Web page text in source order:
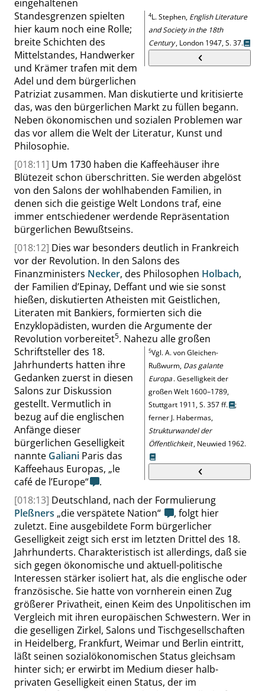
4L.Stephen, English Literature
and Society in the 18th
Century, London 1947,S. 37.
eingehaltenen
Standesgrenzen spielten
hier kaum noch eine Rolle;
breite Schichten des
Mittelstandes, Handwerker
und Krämer trafen mit dem
Adel und dem bürgerlichen
Patriziat zusammen. Man diskutierte und kritisierte
das, was den bürgerlichen Markt zu füllen begann.
Neben ökonomischen und sozialen Problemen war
das vor allem die Welt der Literatur, Kunst und
Philosophie.
[018:11] Um 1730 haben die Kaffeehäuser ihre
Blütezeit schon überschritten. Sie werden abgelöst
von den Salons der wohlhabenden Familien, in
denen sich die geistige Welt Londons traf, eine
immer entschiedener werdende Repräsentation
bürgerlichen Bewußtseins.
[018:12] Dies war besonders deutlich in Frankreich
vor der Revolution. In den Salons des
Finanzministers Necker, des Philosophen Holbach,
der Familien d’Epinay, Deffant und wie sie sonst
hießen, diskutierten Atheisten mit Geistlichen,
Literaten mit Bankiers, formierten sich die
Enzyklopädisten, wurden die Argumente der
Revolution vorbereitet5
5Vgl. A. vonGleichen-
Rußwurm, Das galante
Europa.Geselligkeit der
großen Welt 1600–1789,
Stuttgart 1911,S. 357 ff.
;
ferner J. Habermas,
Strukturwandel der
Öffentlichkeit, Neuwied 1962.
. Nahezu alle großen
Schriftsteller des 18.
Jahrhunderts hatten ihre
Gedanken zuerst in diesen
Salons zur Diskussion
gestellt. Vermutlich in
bezugauf die englischen
Anfänge dieser
bürgerlichen Geselligkeit
nannte Galiani Paris das
Kaffeehaus Europas, „le
café de l’Europe“
.
[018:13] Deutschland, nach der Formulierung
Pleßners „die verspätete Nation“ , folgt hier
zuletzt. Eine ausgebildete Form bürgerlicher
Geselligkeit zeigt sich erst im letzten Drittel des 18.
Jahrhunderts. Charakteristisch ist allerdings, daß sie
sich gegen ökonomische und aktuell-politische
Interessen stärker isoliert hat, als die englische oder
französische. Sie hatte von vornherein einen Zug
größerer Privatheit, einen Keim des Unpolitischen im
Vergleich mit ihren europäischen Schwestern. Wer in
die geselligen Zirkel, Salons und Tischgesellschaften
in Heidelberg, Frankfurt, Weimar und Berlin eintritt,
läßt seinen sozialökonomischen Status gleichsam
hinter sich; er erwirbt im Medium dieser halb-
privaten Geselligkeit einen Status, der im